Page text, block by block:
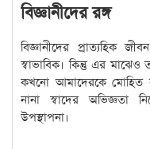
বিজ্ঞানীদের রঙ্গ
বিজ্ঞানীদের প্রাত্যহিক
স্বাভাবিক। কিন্তু এর
কখনো আমাদেরকে মোহিত
নানা স্বাদের অভিজ্ঞতা
উপস্থাপনা।